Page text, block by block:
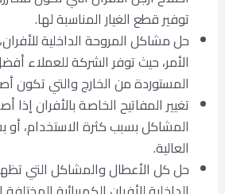
توفير قطع الغيار المناسبة لها.
حل مشاكل المروحة الداخلية
الأمر، حيث توفر الشركة للعملاء
المستوردة من الخارج والتي تكون أصلية
تغيير المفاتيح الخاصة بالأفران إذا
المشاكل بسبب كثرة الاستخدام، أو
العالية.
حل كل الأعطال والمشاكل التي